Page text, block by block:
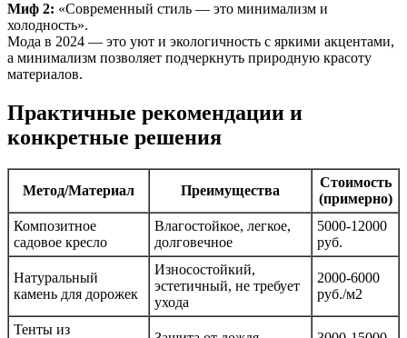
Миф 2: «Современный стиль — это минимализм и
холодность».
Мода в 2024 — это уют и экологичность с яркими акцентами,
а минимализм позволяет подчеркнуть природную красоту
материалов.
Практичные рекомендации и
конкретные решения
Метод/Материал Преимущества
Стоимость
(примерно)
Композитное
садовое кресло
Влагостойкое, легкое,
долговечное
5000-12000
руб.
Натуральный
камень для дорожек
Износостойкий,
эстетичный, не требует
ухода
2000-6000
руб./м2
Тенты из